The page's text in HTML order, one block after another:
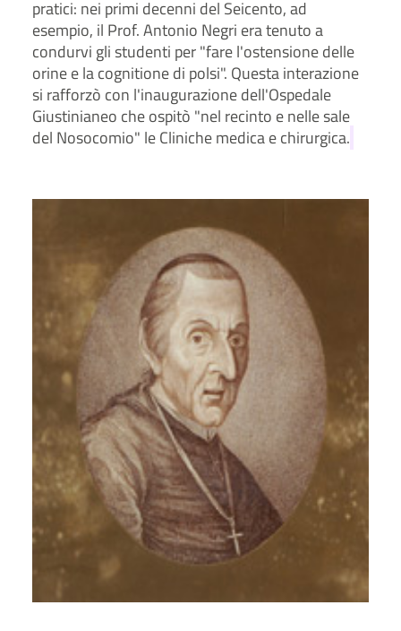
pratici: nei primi decenni del Seicento, ad
esempio, il Prof. Antonio Negri era tenuto a
condurvi gli studenti per "fare l'ostensione delle
orine e la cognitione di polsi". Questa interazione
si rafforzò con l'inaugurazione dell'Ospedale
Giustinianeo che ospitò "nel recinto e nelle sale
del Nosocomio" le Cliniche medica e chirurgica.